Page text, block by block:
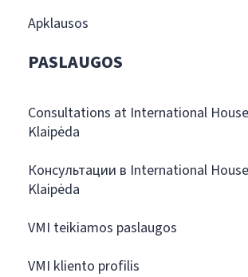
Apklausos
PASLAUGOS
Consultations at International
Klaipėda
Консультации в International
Klaipėda
VMI teikiamos paslaugos
VMI kliento profilis